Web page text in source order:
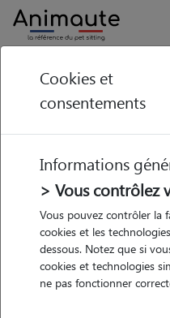
Animaute Bourgogne-Franche-
5/5
• 25 ans
Cookies et
consentements
Informations
> Vous contrôlez
Vous pouvez contrôler la
cookies et les
dessous. Notez que si
cookies et technologies
ne pas fonctionner